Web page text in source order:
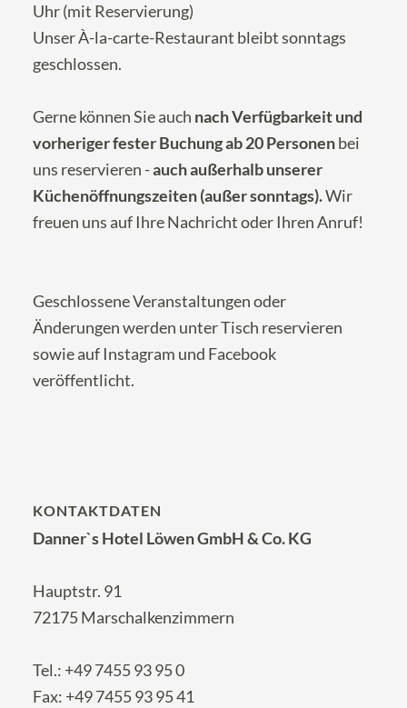
Uhr (mit Reservierung)
Unser À-la-carte-Restaurant bleibt sonntags
geschlossen.
Gerne können Sie auch nach Verfügbarkeit und
vorheriger fester Buchung ab 20 Personenbei
uns reservieren -auch außerhalb unserer
Küchenöffnungszeiten (außer sonntags).Wir
freuen uns auf IhreNachrichtoder Ihren Anruf!
Geschlossene Veranstaltungen oder
Änderungen werden unterTisch reservieren
sowie auf Instagram und Facebook
veröffentlicht.
KONTAKTDATEN
Danner`s Hotel Löwen GmbH & Co. KG
Hauptstr. 91
72175 Marschalkenzimmern
Tel.: +49 7455 93 95 0
Fax: +49 7455 93 95 41